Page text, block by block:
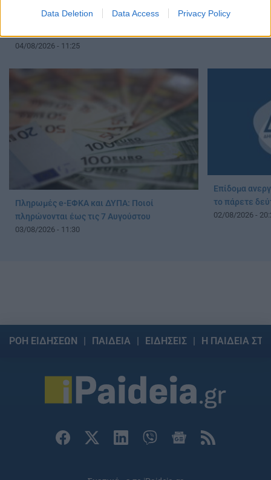
Data Deletion Data Access Privacy Policy
ΔΥΠΑ: Δωρεάν ένσημα έως 5 χρόνια για
μακροχρόνια ανέργους κοντά στη σύνταξη –
04/08/2026 - 11:25
03/08/2026 -
Πληρωμές e-ΕΦΚΑ και ΔΥΠΑ: Ποιοί
πληρώνονται έως τις 7 Αυγούστου
03/08/2026 - 11:30
Επίδομα
το πάρετε
02/08/2026 -
ΡΟΗ ΕΙΔΗΣΕΩΝ ΠΑΙΔΕΙΑ ΕΙΔΗΣΕΙΣ Η ΠΑΙΔΕΙΑ